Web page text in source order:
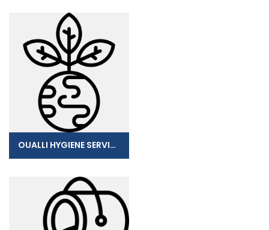
OUALLI HYGIENE SERVICES (O.H.S)